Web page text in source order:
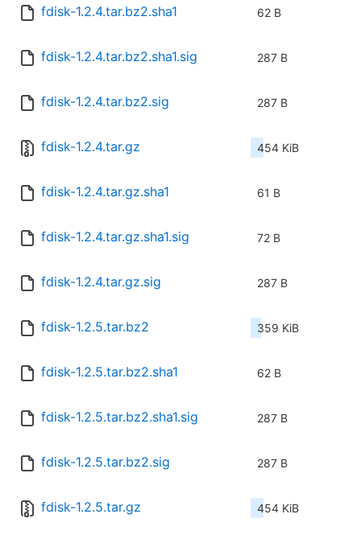
fdisk-1.2.4.tar.bz2.sha1 62 B
fdisk-1.2.4.tar.bz2.sha1.sig 287 B
fdisk-1.2.4.tar.bz2.sig 287 B
fdisk-1.2.4.tar.gz 454 KiB
fdisk-1.2.4.tar.gz.sha1 61 B
fdisk-1.2.4.tar.gz.sha1.sig 72 B
fdisk-1.2.4.tar.gz.sig 287 B
fdisk-1.2.5.tar.bz2 359 KiB
fdisk-1.2.5.tar.bz2.sha1 62 B
fdisk-1.2.5.tar.bz2.sha1.sig 287 B
fdisk-1.2.5.tar.bz2.sig 287 B
fdisk-1.2.5.tar.gz 454 KiB